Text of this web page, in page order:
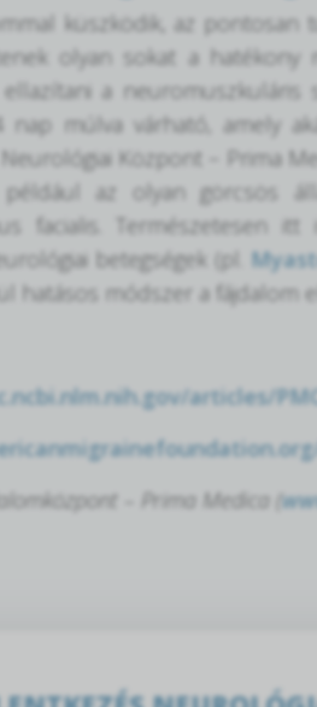
küszködik, az
olyan sokat a
a
nap múlva várható, amely
Neurológiai Központ – Prima
például az olyan görcsös
facialis. Természetesen
betegségek (pl.
hatásos módszer a fájdalom
articles/
– Prima Medica (